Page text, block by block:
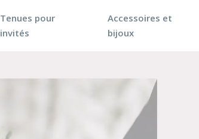
Tenues pour
invités
Accessoires et
bijoux